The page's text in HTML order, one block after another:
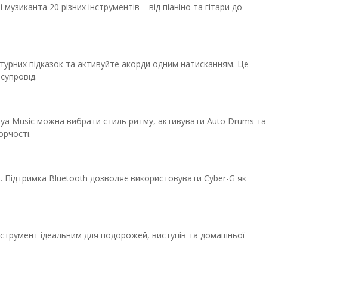
20 різних інструментів – від піаніно та гітари до
підказок та активуйте акорди одним натисканням. Це
Music можна вибрати стиль ритму, активувати Auto Drums та
Bluetooth дозволяє використовувати Cyber-G як
ідеальним для подорожей, виступів та домашньої